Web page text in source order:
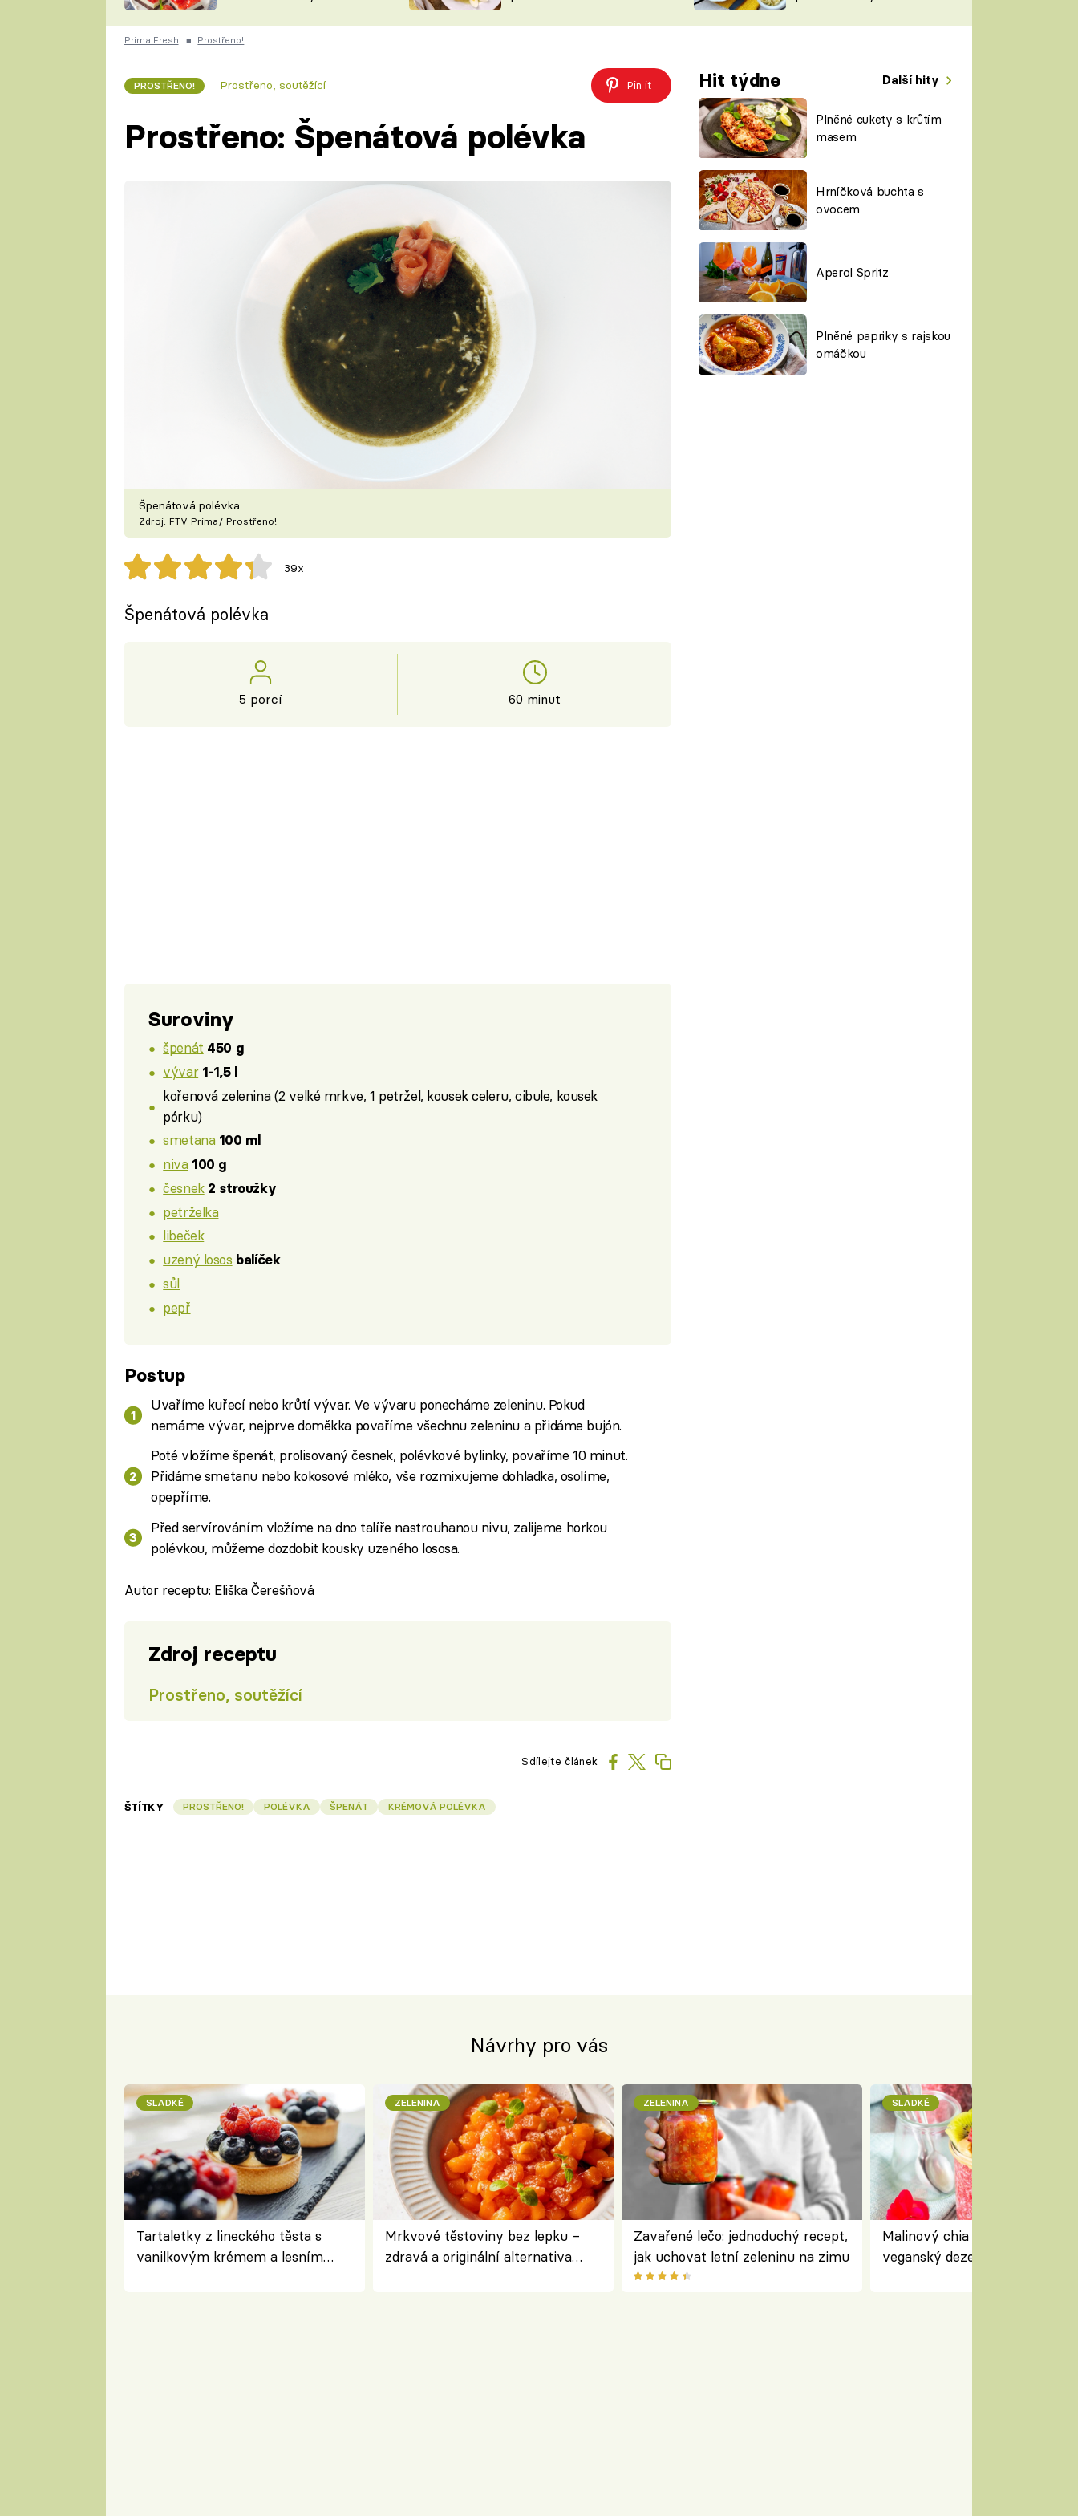
ČESKO NA TALÍŘI
KUCHAŘKA
VYCHYTÁVKY
ŠÉFREDAKTORKY
ČASOPIS
Prima Fresh ■ Prostřeno!
PROSTŘENO! Prostřeno, soutěžící Pin it Hit týdne Další hity
Plněné cukety s krůtím
masem
Hrníčková buchta s
ovocem
Aperol Spritz
Plněné papriky s rajskou
omáčkou
Prostřeno: Špenátová polévka
Špenátová polévka
Zdroj: FTV Prima/ Prostřeno!
39x
Špenátová polévka
5 porcí 60 minut
Suroviny
špenát 450 g
vývar 1-1,5 l
kořenová zelenina (2 velké mrkve, 1 petržel, kousek celeru, cibule, kousek
pórku)
smetana 100 ml
niva 100 g
česnek 2 stroužky
petrželka
libeček
uzený losos balíček
sůl
pepř
Postup
Uvaříme kuřecí nebo krůtí vývar. Ve vývaru ponecháme zeleninu. Pokud
nemáme vývar, nejprve doměkka povaříme všechnu zeleninu a přidáme bujón.
Poté vložíme špenát, prolisovaný česnek, polévkové bylinky, povaříme 10 minut.
Přidáme smetanu nebo kokosové mléko, vše rozmixujeme dohladka, osolíme,
opepříme.
Před servírováním vložíme na dno talíře nastrouhanou nivu, zalijeme horkou
polévkou, můžeme dozdobit kousky uzeného lososa.
Autor receptu: Eliška Čerešňová
Zdroj receptu
Prostřeno, soutěžící
Sdílejte článek
ŠTÍTKY PROSTŘENO! POLÉVKA ŠPENÁT KRÉMOVÁ POLÉVKA
Návrhy pro vás
SLADKÉ
Tartaletky z lineckého těsta s
vanilkovým krémem a lesním
ZELENINA
Mrkvové těstoviny bez lepku –
zdravá a originální alternativa
ZELENINA
Zavařené lečo: jednoduchý recept,
jak uchovat letní zeleninu na zimu
SLADKÉ
Malinový chia pudink s
veganský dezert plný ovoce a